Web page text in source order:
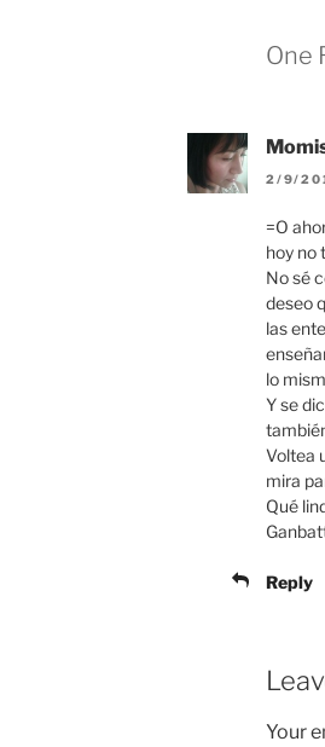
One
2/9/
=O
hoy no
No sé
deseo
las
lo
Y se
Voltea
mira
Qué
Reply
Your